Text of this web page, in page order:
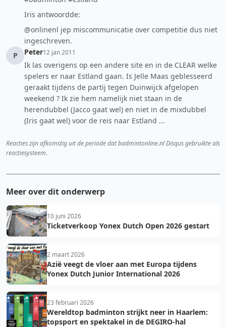
Iris antwoordde:
@onlinenl jep miscommunicatie over competitie dus niet
ingeschreven.
P
Peter12 jan 2011
Ik las overigens op een andere site en in de CLEAR welke
spelers er naar Estland gaan. Is Jelle Maas geblesseerd
geraakt tijdens de partij tegen Duinwijck afgelopen
weekend ? Ik zie hem namelijk niet staan in de
herendubbel (Jacco gaat wel) en niet in de mixdubbel
(Iris gaat wel) voor de reis naar Estland ...
Reacties zijn afkomstig uit de periode dat badmintonline.nl Disqus gebruikte als
reactiesysteem.
Meer over dit onderwerp
10 juni 2026
Ticketverkoop Yonex Dutch Open 2026 gestart
2 maart 2026
Azië veegt de vloer aan met Europa tijdens
Yonex Dutch Junior International 2026
23 februari 2026
Wereldtop badminton strijkt neer in Haarlem:
topsport en spektakel in de DEGIRO-hal